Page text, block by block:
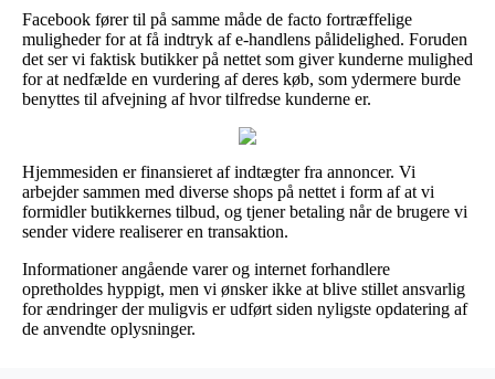
Facebook fører til på samme måde de facto fortræffelige
muligheder for at få indtryk af e-handlens pålidelighed. Foruden
det ser vi faktisk butikker på nettet som giver kunderne mulighed
for at nedfælde en vurdering af deres køb, som ydermere burde
benyttes til afvejning af hvor tilfredse kunderne er.
Hjemmesiden er finansieret af indtægter fra annoncer. Vi
arbejder sammen med diverse shops på nettet i form af at vi
formidler butikkernes tilbud, og tjener betaling når de brugere vi
sender videre realiserer en transaktion.
Informationer angående varer og internet forhandlere
opretholdes hyppigt, men vi ønsker ikke at blive stillet ansvarlig
for ændringer der muligvis er udført siden nyligste opdatering af
de anvendte oplysninger.